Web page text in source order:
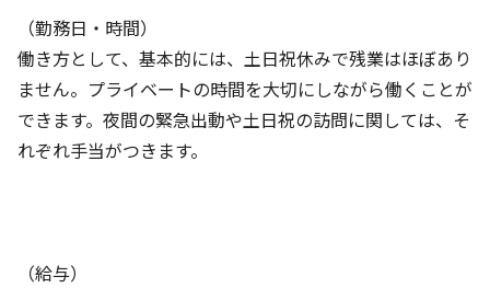
（勤務日・時間）
働き方として、基本的には、土日祝休みで残業はほぼあり
ません。プライベートの時間を大切にしながら働くことが
できます。夜間の緊急出動や土日祝の訪問に関しては、そ
れぞれ手当がつきます。
（給与）